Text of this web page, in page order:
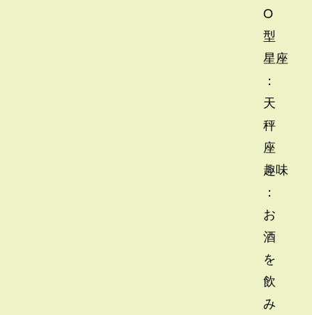
O
型
星座
：
天
秤
座
趣味
：
お
酒
を
飲
み